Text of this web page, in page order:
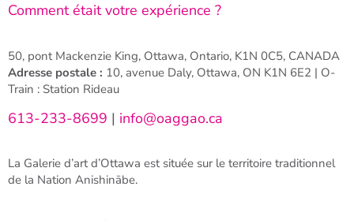
Comment était votre expérience ?
50, pont Mackenzie King, Ottawa, Ontario, K1N 0C5, CANADA
Adresse postale : 10, avenue Daly, Ottawa, ON K1N 6E2 | O-
Train : Station Rideau
613-233-8699 | info@oaggao.ca
La Galerie d’art d’Ottawa est située sur le territoire traditionnel
de la Nation Anishinābe.